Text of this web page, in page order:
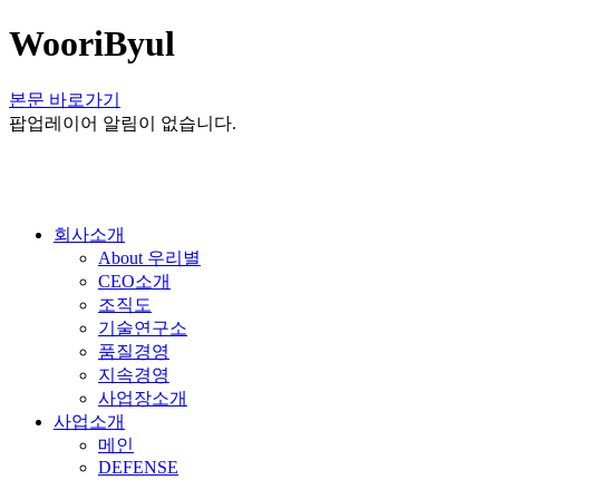
WooriByul
본문 바로가기
팝업레이어 알림이 없습니다.
회사소개
About 우리별
CEO소개
조직도
기술연구소
품질경영
지속경영
사업장소개
사업소개
메인
DEFENSE